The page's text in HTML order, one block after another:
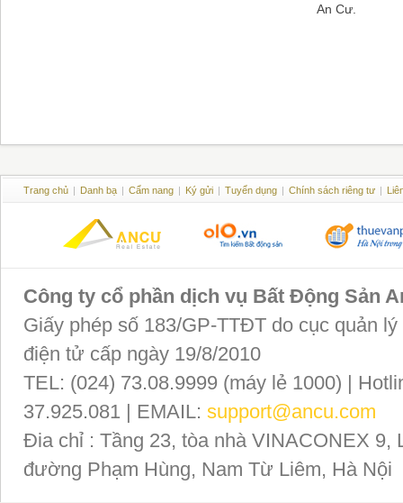
An Cư.
Trang chủ | Danh bạ | Cẩm nang | Ký gửi | Tuyển dụng | Chính sách riêng tư |
Công ty cổ phần dịch vụ Bất Động Sản
Giấy phép số 183/GP-TTĐT do cục quản
điện tử cấp ngày 19/8/2010
TEL: (024) 73.08.9999 (máy lẻ 1000) |
37.925.081 | EMAIL: support@ancu.com
Đia chỉ : Tầng 23, tòa nhà VINACONEX 9,
đường Phạm Hùng, Nam Từ Liêm, Hà Nội